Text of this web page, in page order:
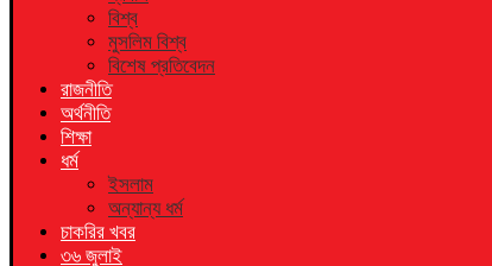
বিশ্ব
মুসলিম বিশ্ব
বিশেষ প্রতিবেদন
রাজনীতি
অর্থনীতি
শিক্ষা
ধর্ম
ইসলাম
অন্যান্য ধর্ম
চাকরির খবর
৩৬ জুলাই